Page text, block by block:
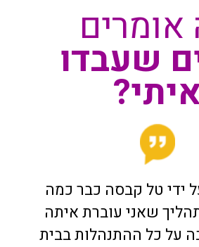
שעבדו
ידי טל קבסה כבר כמה
שאני עוברת איתה
על כל ההתנהלות בבית